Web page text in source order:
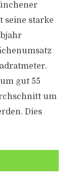
seine starke
gut 55
um
Dies